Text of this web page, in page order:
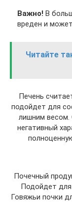
Важно! В
вреден и
Читайте
Печень
подойдет для
лишним весом.
негативный
Почечный
Подойдет
Говяжьи почки